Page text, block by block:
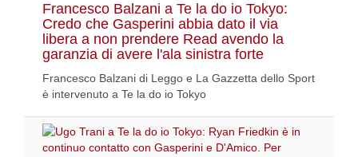
Francesco Balzani a Te la do io Tokyo:
Credo che Gasperini abbia dato il via
libera a non prendere Read avendo la
garanzia di avere l'ala sinistra forte
Francesco Balzani di Leggo e La Gazzetta dello Sport
è intervenuto a Te la do io Tokyo